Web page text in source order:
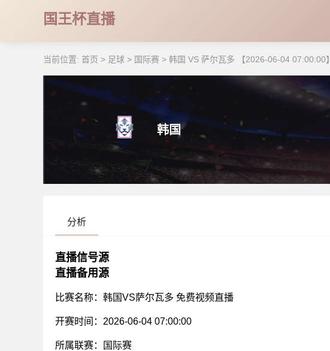
国王杯直播
当前位置: 首页 > 足球 > 国际赛 > 韩国 VS 萨尔瓦多 【2026-06-04 07:00:00】
韩国
分析
直播信号源
直播备用源
比赛名称：韩国VS萨尔瓦多 免费视频直播
开赛时间：2026-06-04 07:00:00
所属联赛： 国际赛